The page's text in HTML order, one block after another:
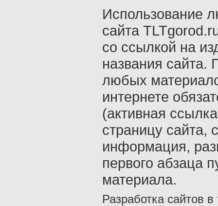
Использование
сайта
со ссылкой на
названия сайта.
любых
интернете
(активная
страницу сайта,
информация,
первого абзаца
материала.
Разработка сайтов в